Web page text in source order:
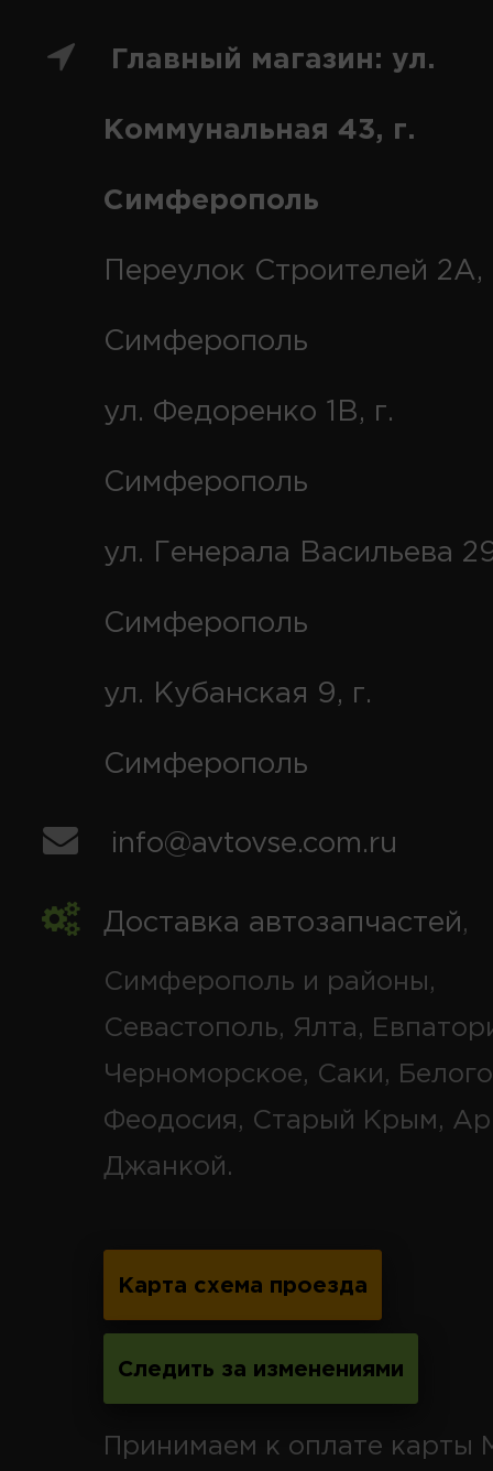
Главный магазин: ул.
Коммунальная 43, г.
Симферополь
Переулок Строителей 2А,
Симферополь
ул. Федоренко 1В, г.
Симферополь
ул. Генерала Васильева
Симферополь
ул. Кубанская 9, г.
Симферополь
info@avtovse.com.ru
Доставка автозапчастей,
Симферополь и районы,
Севастополь, Ялта,
Черноморское, Саки,
Феодосия, Старый Крым,
Джанкой.
Карта схема проезда
Следить за изменениями
Принимаем к оплате карты